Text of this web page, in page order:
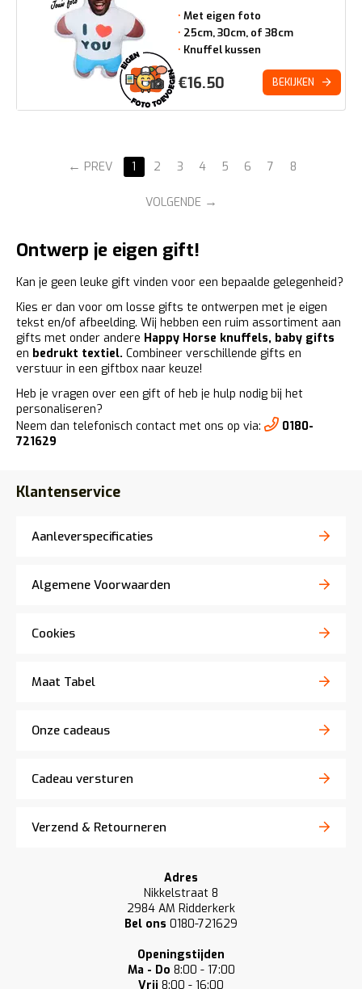
Met eigen foto
25cm, 30cm, of 38cm
Knuffel kussen
€16.50 BEKIJKEN
PREV 1 2 3 4 5 6 7 8
VOLGENDE
Ontwerp je eigen gift!
Kan je geen leuke gift vinden voor een bepaalde gelegenheid?
Kies er dan voor om losse gifts te ontwerpen met je eigen
tekst en/of afbeelding. Wij hebben een ruim assortiment aan
gifts met onder andere Happy Horse knuffels, baby gifts
en bedrukt textiel. Combineer verschillende gifts en
verstuur in een giftbox naar keuze!
Heb je vragen over een gift of heb je hulp nodig bij het
personaliseren?
Neem dan telefonisch contact met ons op via:
0180-
721629
Klantenservice
Aanleverspecificaties
Algemene Voorwaarden
Cookies
Maat Tabel
Onze cadeaus
Cadeau versturen
Verzend & Retourneren
Adres
Nikkelstraat 8
2984 AM Ridderkerk
Bel ons 0180-721629
Openingstijden
Ma - Do 8:00 - 17:00
Vrij 8:00 - 16:00